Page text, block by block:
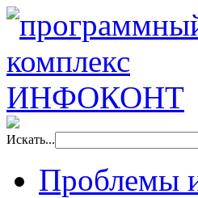
Искать...
Проблемы